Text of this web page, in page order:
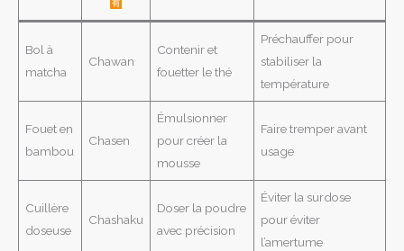
Bol à
matcha
Chawan
Contenir et
fouetter le thé
Préchauffer pour
stabiliser la
température
Fouet en
bambou
Chasen
Émulsionner
pour créer la
mousse
Faire tremper avant
usage
Cuillère
doseuse
Chashaku
Doser la poudre
avec précision
Éviter la surdose
pour éviter
l’amertume